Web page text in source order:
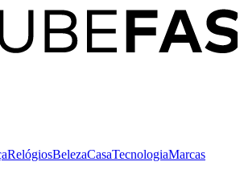
RelógiosBelezaCasaTecnologiaMarcas